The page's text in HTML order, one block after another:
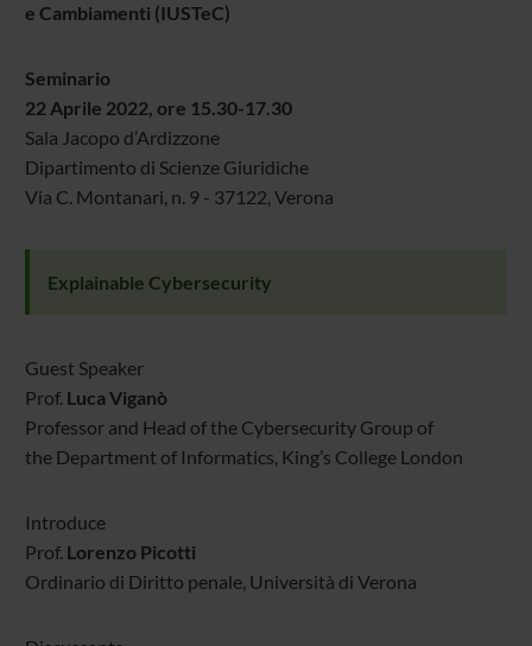
e Cambiamenti (IUSTeC)
Seminario
22 Aprile 2022, ore 15.30-17.30
Sala Jacopo d’Ardizzone
Dipartimento di Scienze Giuridiche
Via C. Montanari, n. 9 - 37122, Verona
Explainable Cybersecurity
Guest Speaker
Prof. Luca Viganò
Professor and Head of the Cybersecurity Group of
the Department of Informatics, King’s College London
Introduce
Prof. Lorenzo Picotti
Ordinario di Diritto penale, Università di Verona